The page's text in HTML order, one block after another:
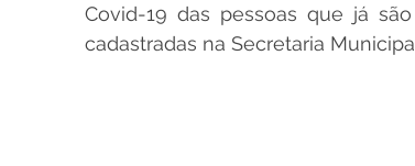
Covid-19 das pessoas que já
cadastradas na Secretaria